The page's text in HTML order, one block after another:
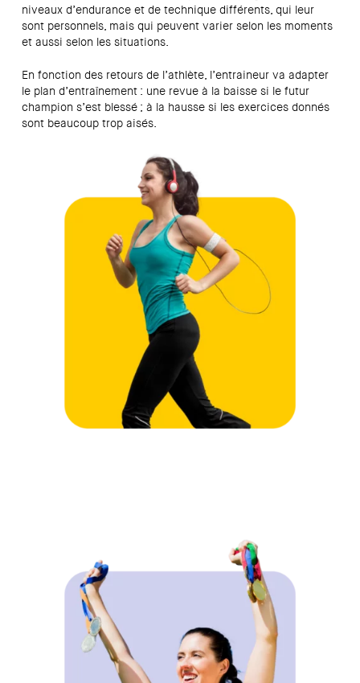
niveaux d’endurance et de technique différents, qui leur
sont personnels, mais qui peuvent varier selon les moments
et aussi selon les situations.
En fonction des retours de l’athlète, l’entraineur va adapter
le plan d’entraînement : une revue à la baisse si le futur
champion s’est blessé ; à la hausse si les exercices donnés
sont beaucoup trop aisés.